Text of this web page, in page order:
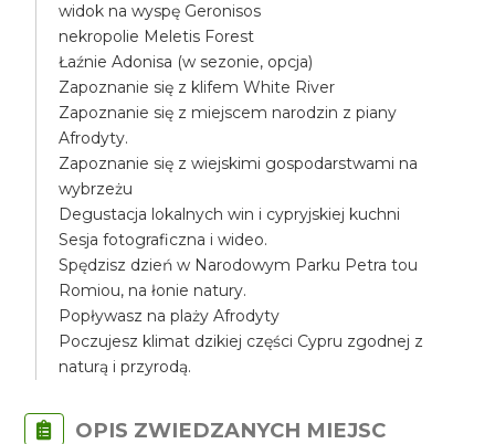
widok na wyspę Geronisos
nekropolie Meletis Forest
Łaźnie Adonisa (w sezonie, opcja)
Zapoznanie się z klifem White River
Zapoznanie się z miejscem narodzin z piany
Afrodyty.
Zapoznanie się z wiejskimi gospodarstwami na
wybrzeżu
Degustacja lokalnych win i cypryjskiej kuchni
Sesja fotograficzna i wideo.
Spędzisz dzień w Narodowym Parku Petra tou
Romiou, na łonie natury.
Popływasz na plaży Afrodyty
Poczujesz klimat dzikiej części Cypru zgodnej z
naturą i przyrodą.
OPIS ZWIEDZANYCH MIEJSC